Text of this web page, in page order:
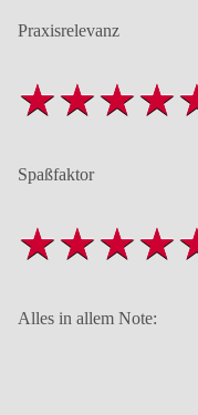
Praxisrelevanz
Spaßfaktor
Alles in allem Note: